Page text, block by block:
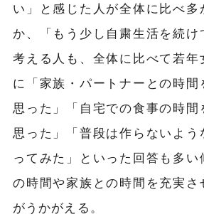
い」と感じた人が全体に比べ多
か、「もう少し自粛生活を続け
考える人も、全体に比べて若年
に「家族・パートナーとの時間
思った」「自宅での食事の時間
思った」「普段は作らないよう
ってみた」といった回答も多い
の時間や家族との時間を充実さ
がうかがえる。